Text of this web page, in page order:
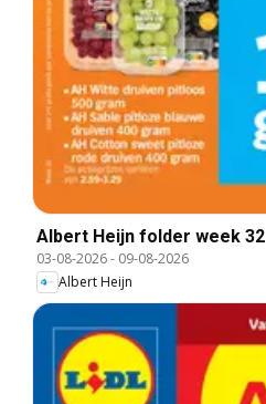
Albert Heijn folder week 32
03-08-2026- 09-08-2026
Albert Heijn